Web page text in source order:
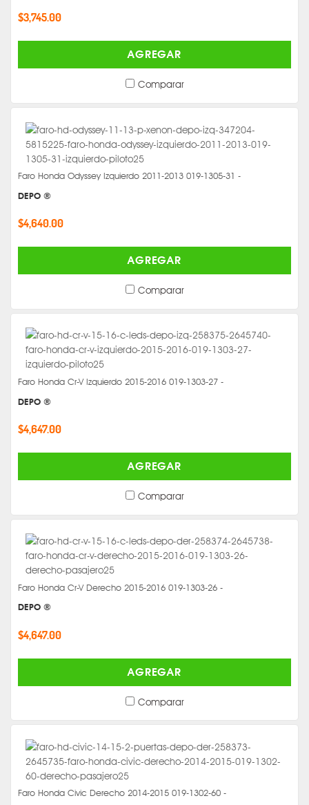
$3,745.00
AGREGAR
Comparar
Faro Honda Odyssey Izquierdo 2011-2013 019-1305-31 -
DEPO ®
$4,640.00
AGREGAR
Comparar
Faro Honda Cr-V Izquierdo 2015-2016 019-1303-27 -
DEPO ®
$4,647.00
AGREGAR
Comparar
Faro Honda Cr-V Derecho 2015-2016 019-1303-26 -
DEPO ®
$4,647.00
AGREGAR
Comparar
Faro Honda Civic Derecho 2014-2015 019-1302-60 -